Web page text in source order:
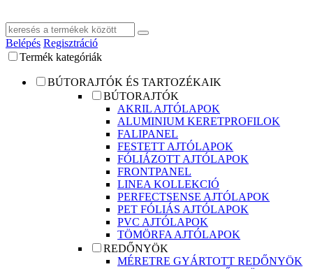
Belépés Regisztráció
Termék kategóriák
BÚTORAJTÓK ÉS TARTOZÉKAIK
BÚTORAJTÓK
AKRIL AJTÓLAPOK
ALUMINIUM KERETPROFILOK
FALIPANEL
FESTETT AJTÓLAPOK
FÓLIÁZOTT AJTÓLAPOK
FRONTPANEL
LINEA KOLLEKCIÓ
PERFECTSENSE AJTÓLAPOK
PET FÓLIÁS AJTÓLAPOK
PVC AJTÓLAPOK
TÖMÖRFA AJTÓLAPOK
REDŐNYÖK
MÉRETRE GYÁRTOTT REDŐNYÖK